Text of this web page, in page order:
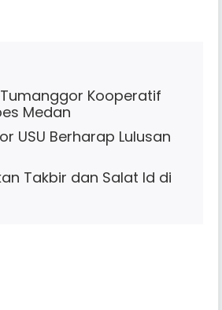
Kooperatif
Medan
USU Berharap Lulusan
Takbir dan Salat Id di